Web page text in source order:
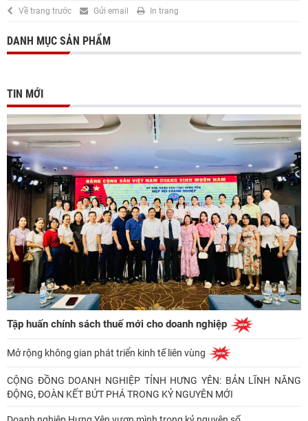
Về trang trước Gửi email In trang
DANH MỤC SẢN PHẨM
TIN MỚI
Tập huấn chính sách thuế mới cho doanh nghiệp
Mở rộng không gian phát triển kinh tế liên vùng
CỘNG ĐỒNG DOANH NGHIỆP TỈNH HƯNG YÊN: BẢN LĨNH NĂNG
ĐỘNG, ĐOÀN KẾT BỨT PHÁ TRONG KỶ NGUYÊN MỚI